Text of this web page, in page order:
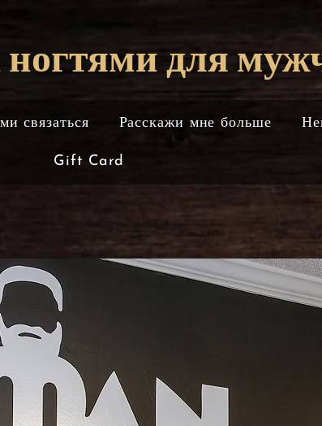
для
связаться Расскажи мне больше
Gift Card